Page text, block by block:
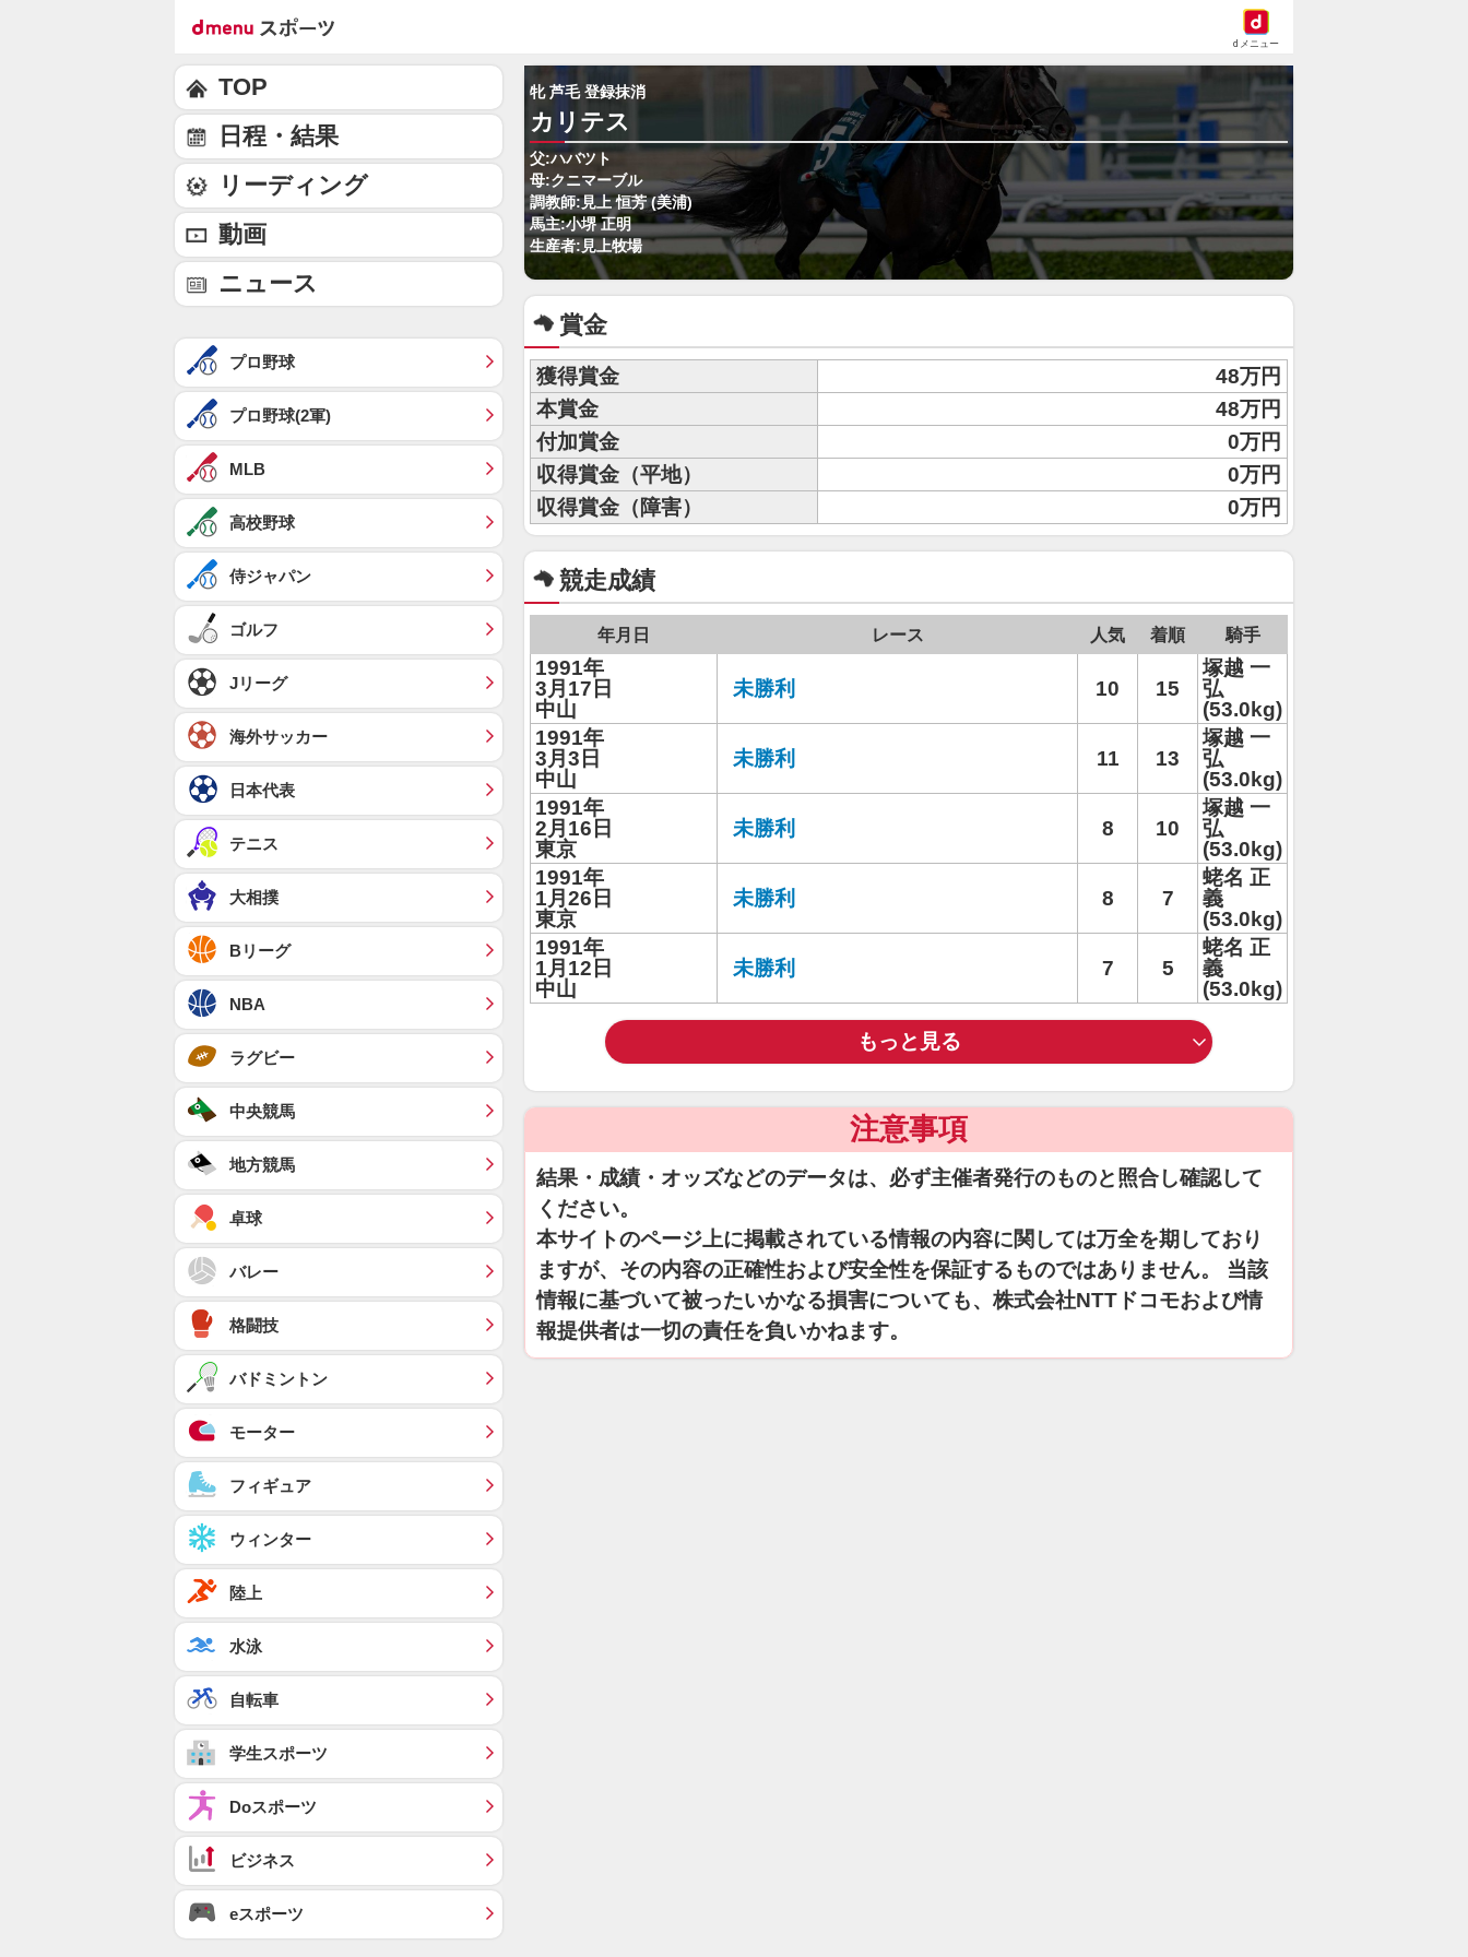
dメニュー
牝 芦毛 登録抹消
カリテス
父:ハバツト
母:クニマーブル
調教師:見上 恒芳 (美浦)
馬主:小堺 正明
生産者:見上牧場
賞金
獲得賞金
48万円
本賞金
48万円
付加賞金
0万円
収得賞金（平地）
0万円
収得賞金（障害）
0万円
競走成績
年月日 レース 人気 着順 騎手
1991年
3月17日
中山
未勝利 10 15
塚越 一
弘
(53.0kg)
1991年
3月3日
中山
未勝利 11 13
塚越 一
弘
(53.0kg)
1991年
2月16日
東京
未勝利 8 10
塚越 一
弘
(53.0kg)
1991年
1月26日
東京
未勝利 8 7
蛯名 正
義
(53.0kg)
1991年
1月12日
中山
未勝利 7 5
蛯名 正
義
(53.0kg)
もっと見る
注意事項
結果・成績・オッズなどのデータは、必ず主催者発行のものと照合し確認して
ください。
本サイトのページ上に掲載されている情報の内容に関しては万全を期しており
ますが、その内容の正確性および安全性を保証するものではありません。 当該
情報に基づいて被ったいかなる損害についても、株式会社NTTドコモおよび情
報提供者は一切の責任を負いかねます。
TOP
日程・結果
リーディング
動画
ニュース
プロ野球
プロ野球(2軍)
MLB
高校野球
侍ジャパン
ゴルフ
Jリーグ
海外サッカー
日本代表
テニス
大相撲
Bリーグ
NBA
ラグビー
中央競馬
地方競馬
卓球
バレー
格闘技
バドミントン
モーター
フィギュア
ウィンター
陸上
水泳
自転車
学生スポーツ
Doスポーツ
ビジネス
eスポーツ